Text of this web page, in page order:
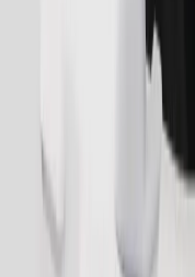
Download de Bolt Food-app